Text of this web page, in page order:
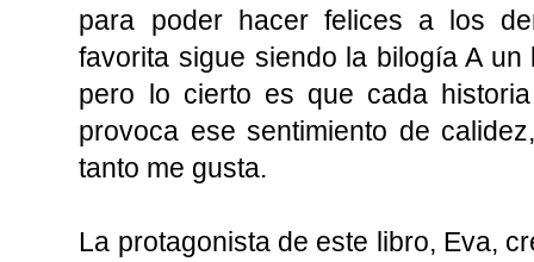
para poder hacer felices a los
favorita sigue siendo la bilogíaA un
pero lo cierto es que cada
provoca ese sentimiento de
tanto me gusta.
La protagonista de este libro, Eva,